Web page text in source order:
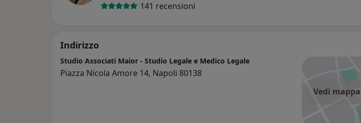
141 recensioni
Indirizzo
Vedi mappa
Studio Associati Maior - Studio Legale e Medico Legale
Piazza Nicola Amore 14, Napoli 80138